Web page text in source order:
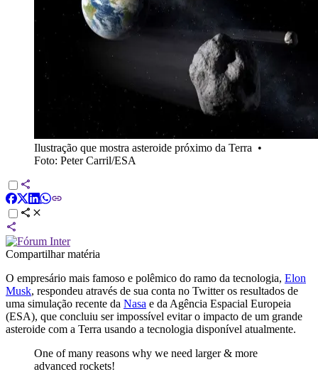
Ilustração que mostra asteroide próximo da Terra •
Foto: Peter Carril/ESA
Compartilhar matéria
O empresário mais famoso e polêmico do ramo da tecnologia, Elon
Musk, respondeu através de sua conta no Twitter os resultados de
uma simulação recente da Nasa e da Agência Espacial Europeia
(ESA), que concluiu ser impossível evitar o impacto de um grande
asteroide com a Terra usando a tecnologia disponível atualmente.
One of many reasons why we need larger & more
advanced rockets!